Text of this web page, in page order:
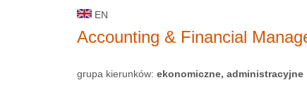
EN
Accounting & Financial
grupa kierunków: ekonomiczne, administracyjne